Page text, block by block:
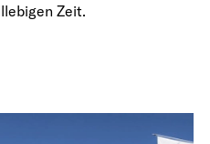
Zeit.